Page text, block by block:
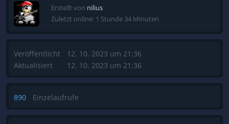
Erstellt von nilius
Zuletzt online: 1 Stunde 34 Minuten
Veröffentlicht
Aktualisiert
12. 10. 2023 um 21:36
12. 10. 2023 um 21:36
890 Einzelaufrufe